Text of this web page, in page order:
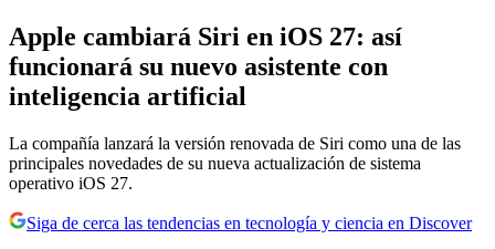
Apple cambiará Siri en iOS 27: así
funcionará su nuevo asistente con
inteligencia artificial
La compañía lanzará la versión renovada de Siri como una de las
principales novedades de su nueva actualización de sistema
operativo iOS 27.
Siga de cerca las tendencias en tecnología y ciencia en Discover